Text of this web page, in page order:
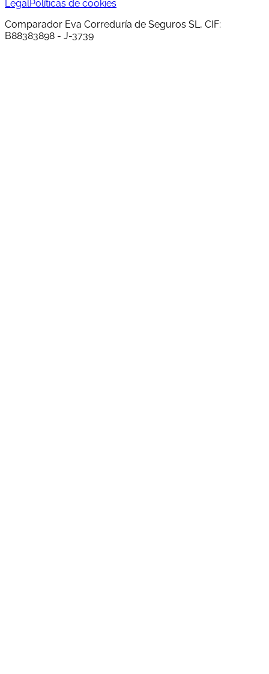
LegalPolíticas de cookies
Comparador Eva Correduría de Seguros SL, CIF:
B88383898 - J-3739